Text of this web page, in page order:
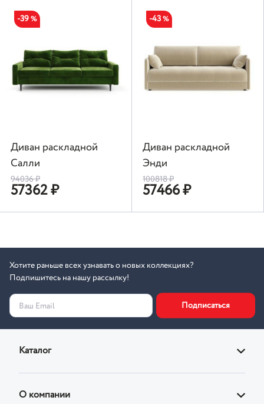
-39%
Диван раскладной
Салли
94036₽
57362₽
-43%
Диван раскладной
Энди
100818₽
57466₽
Хотите раньше всех узнавать о новых коллекциях?
Подпишитесь на нашу рассылку!
Ваш Email Подписаться
Каталог
О компании